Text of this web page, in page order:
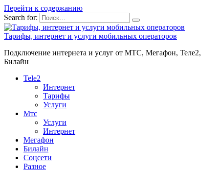
Перейти к содержанию
Search for:
Тарифы, интернет и услуги мобильных операторов
Подключение интернета и услуг от МТС, Мегафон, Теле2,
Билайн
Tele2
Интернет
Тарифы
Услуги
Мтс
Услуги
Интернет
Мегафон
Билайн
Соцсети
Разное